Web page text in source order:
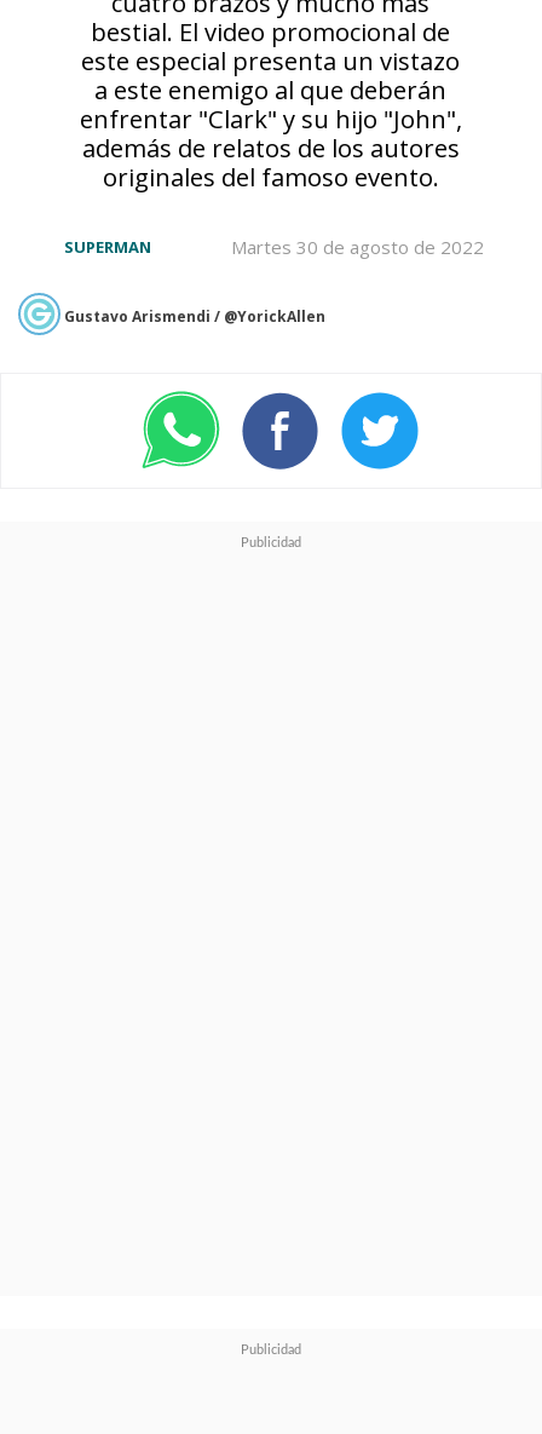
bestial. El video promocional de
este especial presenta un vistazo
a este enemigo al que deberán
enfrentar "Clark" y su hijo "John",
además de relatos de los autores
originales del famoso evento.
Martes 30 de agosto de 2022
SUPERMAN
Gustavo Arismendi / @YorickAllen